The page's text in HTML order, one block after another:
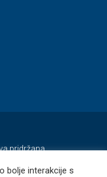
pridržana.
bolje interakcije s